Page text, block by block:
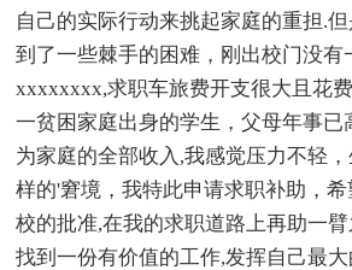
自己的实际行动来挑起家庭的重担.
到了一些棘手的困难，刚出校门没有
xxxxxxxx,求职车旅费开支很大且花
一贫困家庭出身的学生，父母年事已
为家庭的全部收入,我感觉压力不轻
样的'窘境，我特此申请求职补助，
校的批准,在我的求职道路上再助一
找到一份有价值的工作,发挥自己最